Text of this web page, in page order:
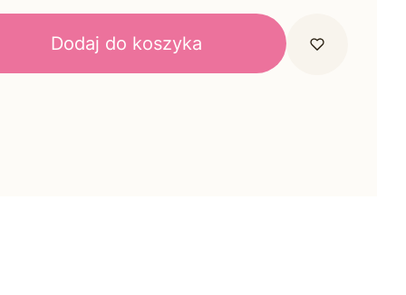
Dodaj do koszyka